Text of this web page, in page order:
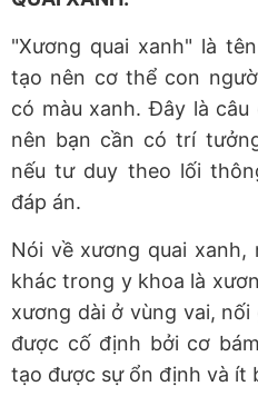
"Xương quai xanh" là
tạo nên cơ thể con
có màu xanh. Đây là
nên bạn cần có trí
nếu tư duy theo lối
đáp án.
Nói về xương quai xanh,
khác trong y khoa là
xương dài ở vùng vai,
được cố định bởi cơ
tạo được sự ổn định và ít